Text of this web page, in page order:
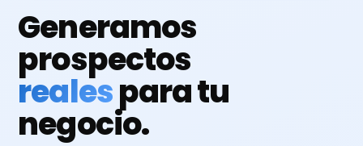
Generamos
prospectos
realespara tu
negocio.